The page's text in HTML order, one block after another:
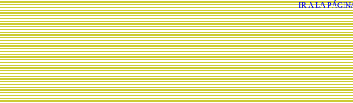
IR A LA